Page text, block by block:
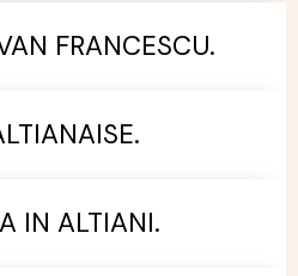
FRANCESCU.
IN ALTIANI.